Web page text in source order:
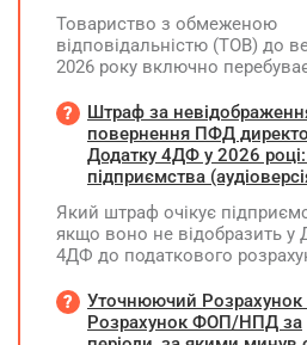
Товариство з обмеженою
відповідальністю (ТОВ) до
2026 року включно
(єдиний податок, 3 група,
неплатник ПДВ). З 1 жовтня
року підприємство
загальну систему
прибуток). За результатами
діяльності у періоді
(під час перебування на
чистий прибуток, сума
нерозподіленого прибутку в
Штраф за
повернення ПФД
Додатку 4ДФ у 2026
підприємства
Який штраф очікує
якщо воно не відобразить у
4ДФ до податкового
допомоги (ПФД) директору?
Уточнюючий
Розрахунок ФОП/НПД за